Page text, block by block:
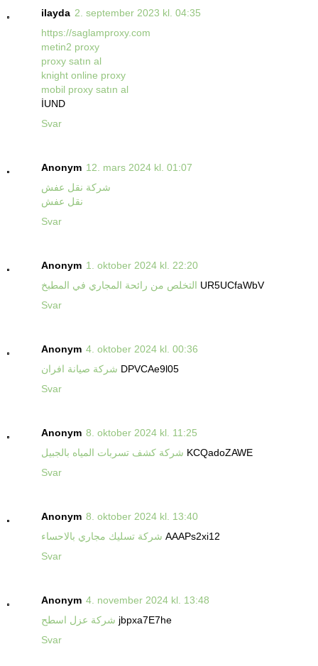
ilayda 2. september 2023 kl. 04:35
https://saglamproxy.com
metin2 proxy
proxy satın al
knight online proxy
mobil proxy satın al
İUND
Svar
Anonym 12. mars 2024 kl. 01:07
شركة نقل عفش
نقل عفش
Svar
Anonym 1. oktober 2024 kl. 22:20
التخلص من رائحة المجاري في المطبخ UR5UCfaWbV
Svar
Anonym 4. oktober 2024 kl. 00:36
شركة صيانة افران DPVCAe9l05
Svar
Anonym 8. oktober 2024 kl. 11:25
شركة كشف تسربات المياه بالجبيل KCQadoZAWE
Svar
Anonym 8. oktober 2024 kl. 13:40
شركة تسليك مجاري بالاحساء AAAPs2xi12
Svar
Anonym 4. november 2024 kl. 13:48
شركة عزل اسطح jbpxa7E7he
Svar